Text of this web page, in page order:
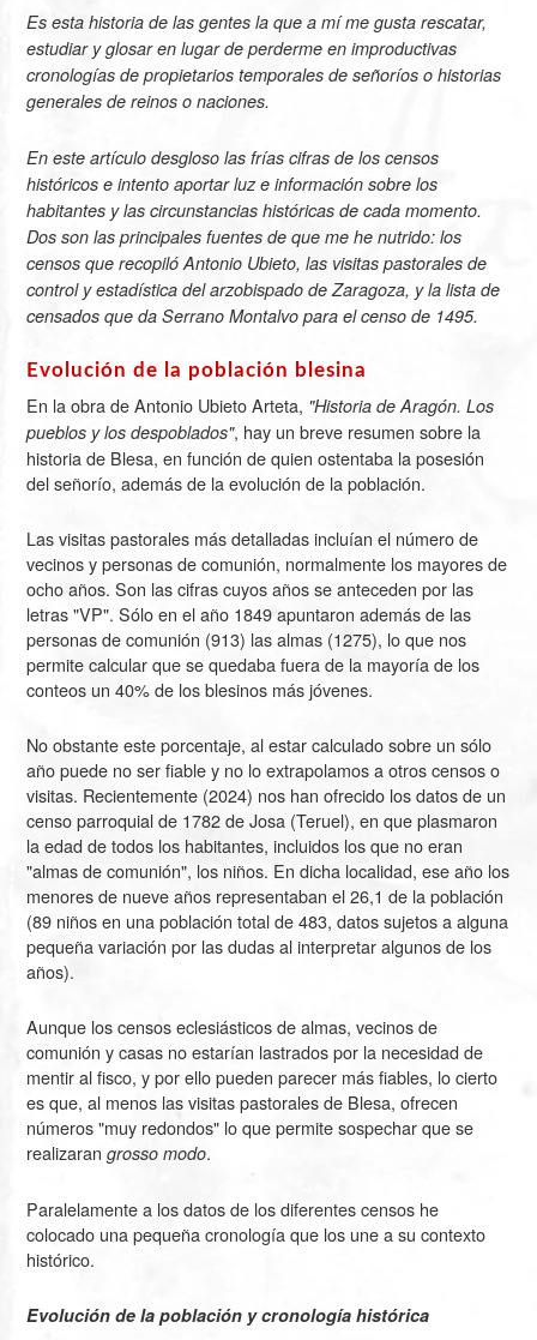
Es esta historia de las gentes la que a mí me gusta rescatar,
estudiar y glosar en lugar de perderme en improductivas
cronologías de propietarios temporales de señoríos o historias
generales de reinos o naciones.
En este artículo desgloso las frías cifras de los censos
históricos e intento aportar luz e información sobre los
habitantes y las circunstancias históricas de cada momento.
Dos son las principales fuentes de que me he nutrido: los
censos que recopiló Antonio Ubieto, las visitas pastorales de
control y estadística del arzobispado de Zaragoza, y la lista de
censados que da Serrano Montalvo para el censo de 1495.
Evolución de la población blesina
En la obra de Antonio Ubieto Arteta, "Historia de Aragón. Los
pueblos y los despoblados", hay un breve resumen sobre la
historia de Blesa, en función de quien ostentaba la posesión
del señorío, además de la evolución de la población.
Las visitas pastorales más detalladas incluían el número de
vecinos y personas de comunión, normalmente los mayores de
ocho años. Son las cifras cuyos años se anteceden por las
letras "VP". Sólo en el año 1849apuntaron además de las
personas de comunión (913) las almas (1275), lo que nos
permite calcular que se quedaba fuera de la mayoría de los
conteos un 40% de los blesinos más jóvenes.
No obstante este porcentaje, al estar calculado sobre un sólo
año puede no ser fiable y no lo extrapolamos a otros censos o
visitas. Recientemente (2024) nos han ofrecido los datos de un
censo parroquial de 1782 de Josa (Teruel), en que plasmaron
la edad de todos los habitantes, incluidos los que no eran
"almas de comunión", los niños. En dicha localidad, ese año los
menores de nueve años representaban el 26,1 de la población
(89 niños en una población total de 483, datos sujetos a alguna
pequeña variación por las dudas al interpretar algunos de los
años).
Aunque los censos eclesiásticos de almas, vecinos de
comunión y casas no estarían lastrados por la necesidad de
mentir al fisco, y por ello pueden parecer más fiables, lo cierto
es que, al menos las visitas pastorales de Blesa, ofrecen
números "muy redondos" lo que permite sospechar que se
realizarangrosso modo.
Paralelamente a los datos de los diferentes censos he
colocado una pequeña cronología que los une a su contexto
histórico.
Evolución de la población y cronología histórica